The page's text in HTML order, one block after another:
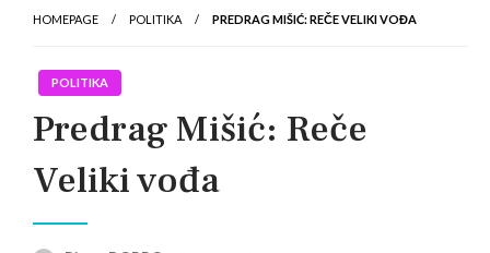
HOMEPAGE POLITIKA PREDRAG MIŠIĆ: REČE VELIKI VOĐA
POLITIKA
Predrag Mišić: Reče
Veliki vođa